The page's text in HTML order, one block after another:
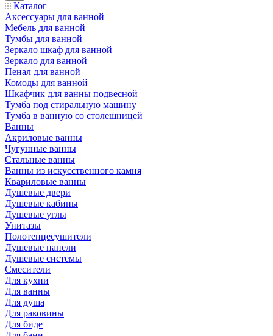
Каталог
Аксессуары для ванной
Мебель для ванной
Тумбы для ванной
Зеркало шкаф для ванной
Зеркало для ванной
Пенал для ванной
Комоды для ванной
Шкафчик для ванны подвесной
Тумба под стиральную машину
Тумба в ванную со столешницей
Ванны
Акриловые ванны
Чугунные ванны
Стальные ванны
Ванны из искусственного камня
Квариловые ванны
Душевые двери
Душевые кабины
Душевые углы
Унитазы
Полотенцесушители
Душевые панели
Душевые системы
Смесители
Для кухни
Для ванны
Для душа
Для раковины
Для биде